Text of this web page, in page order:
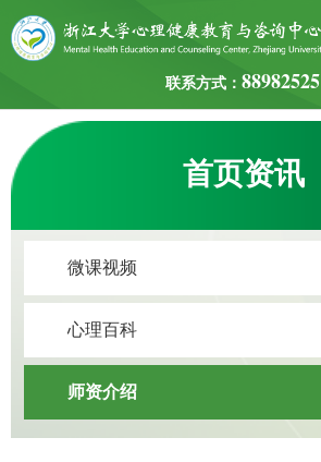
联系方式： 88982525
首页资讯
微课视频
心理百科
师资介绍